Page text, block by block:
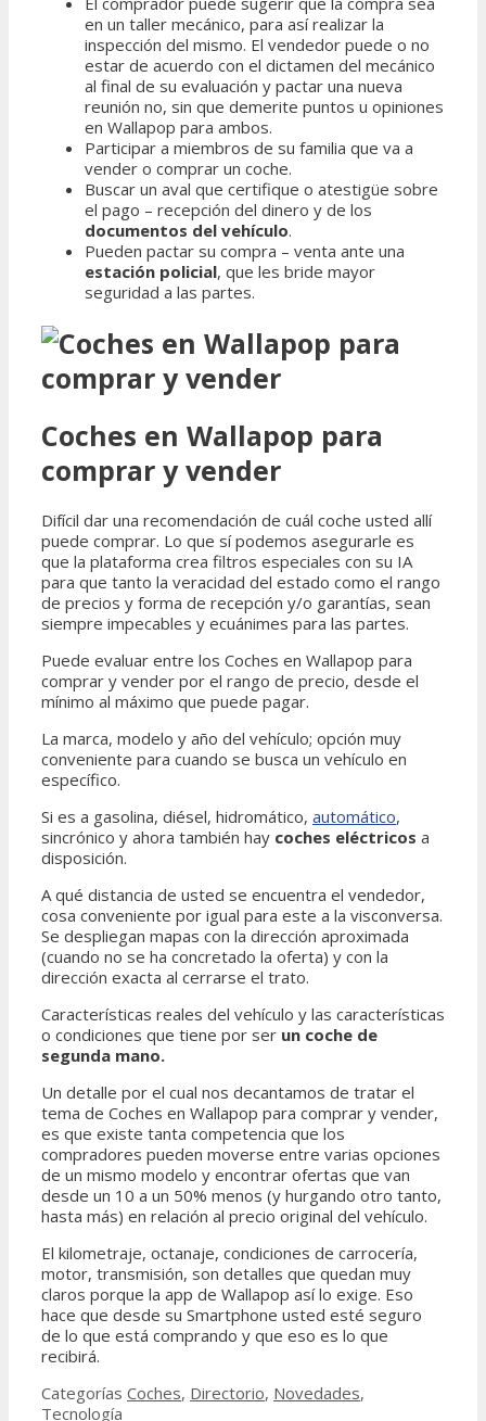
en un taller mecánico, para así realizar la
inspección del mismo. El vendedor puede o no
estar de acuerdo con el dictamen del mecánico
al final de su evaluación y pactar una nueva
reunión no, sin que demerite puntos u opiniones
en Wallapop para ambos.
Participar a miembros de su familia que va a
vender o comprar un coche.
Buscar un aval que certifique o atestigüe sobre
el pago – recepción del dinero y de los
documentos del vehículo.
Pueden pactar su compra – venta ante una
estación policial, que les bride mayor
seguridad a las partes.
Coches en Wallapop para
comprar y vender
Difícil dar una recomendación de cuál coche usted allí
puede comprar. Lo que sí podemos asegurarle es
que la plataforma crea filtros especiales con su IA
para que tanto la veracidad del estado como el rango
de precios y forma de recepción y/o garantías, sean
siempre impecables y ecuánimes para las partes.
Puede evaluar entre los Coches en Wallapop para
comprar y vender por el rango de precio, desde el
mínimo al máximo que puede pagar.
La marca, modelo y año del vehículo; opción muy
conveniente para cuando se busca un vehículo en
específico.
Si es a gasolina, diésel, hidromático, automático,
sincrónico y ahora también hay coches eléctricos a
disposición.
A qué distancia de usted se encuentra el vendedor,
cosa conveniente por igual para este a la visconversa.
Se despliegan mapas con la dirección aproximada
(cuando no se ha concretado la oferta) y con la
dirección exacta al cerrarse el trato.
Características reales del vehículo y las características
o condiciones que tiene por ser un coche de
segunda mano.
Un detalle por el cual nos decantamos de tratar el
tema de Coches en Wallapop para comprar y vender,
es que existe tanta competencia que los
compradores pueden moverse entre varias opciones
de un mismo modelo y encontrar ofertas que van
desde un 10 a un 50% menos (y hurgando otro tanto,
hasta más) en relación al precio original del vehículo.
El kilometraje, octanaje, condiciones de carrocería,
motor, transmisión, son detalles que quedan muy
claros porque la app de Wallapop así lo exige. Eso
hace que desde su Smartphone usted esté seguro
de lo que está comprando y que eso es lo que
recibirá.
Categorías Coches, Directorio, Novedades,
Tecnología